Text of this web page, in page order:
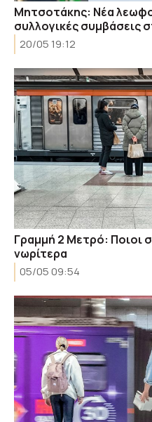
Μητσοτάκης: Νέα
συλλογικές συμβάσεις
20/05 19:12
Γραμμή 2 Μετρό: Ποιοι
νωρίτερα
05/05 09:54